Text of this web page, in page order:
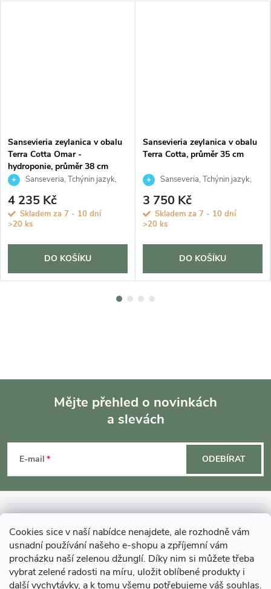
Cookies sice v naší nabídce nenajdete, ale rozhodně vám
usnadní používání našeho e-shopu a zpříjemní vám
procházku naší zelenou džunglí. Díky nim si můžete třeba
vybrat zelené radosti na míru, uložit oblíbené produkty i
další vychytávky, a k tomu všemu potřebujeme váš souhlas.
Sansevieria zeylanica v obalu
Terra Cotta Omar -
hydroponie, průměr 38 cm
Sanseveria, Tchýnin jazyk,
Tenura
4 235 Kč
Skladem za 7 - 10 dní
>20 ks
DO KOŠÍKU
Sansevieria zeylanica v obalu
Terra Cotta, průměr 35 cm
Sanseveria, Tchýnin jazyk,
Tenura
3 750 Kč
Skladem za 7 - 10 dní
>20 ks
DO KOŠÍKU
p
a
Mějte přehled o novinkách
a slevách
E-mail ODEBÍRAT
MOHLO BY VÁS ZAJÍMAT